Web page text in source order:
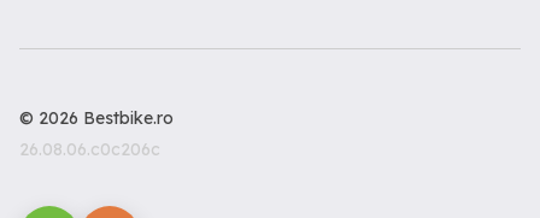
© 2026 Bestbike.ro
26.08.06.c0c206c